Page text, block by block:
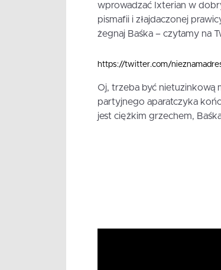
wprowadzać Ixterian w
pismafii i złajdaczonej
żegnaj Baśka – czytamy na
https://twitter.com/
Oj, trzeba być nietuzinkową
partyjnego aparatczyka
jest ciężkim grzechem,